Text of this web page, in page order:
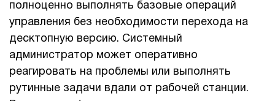
полноценно выполнять базовые операций
управления без необходимости перехода на
десктопную версию. Системный
администратор может оперативно
реагировать на проблемы или выполнять
рутинные задачи вдали от рабочей станции.